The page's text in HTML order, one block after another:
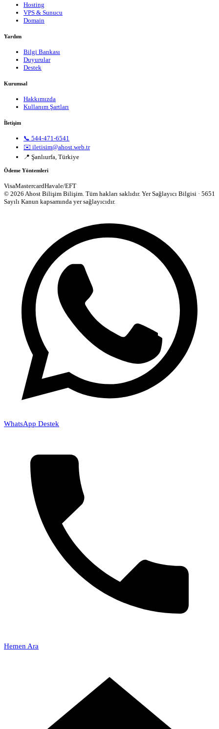
Hosting
VPS & Sunucu
Domain
Yardım
Bilgi Bankası
Duyurular
Destek
Kurumsal
Hakkımızda
Kullanım Şartları
İletişim
📞 544-471-6541
✉️ iletisim@ahost.web.tr
📍 Şanlıurfa, Türkiye
Ödeme Yöntemleri
VisaMastercardHavale/EFT
© 2026 Ahost Bilişim Bilişim. Tüm hakları saklıdır. Yer Sağlayıcı Bilgisi · 5651
Sayılı Kanun kapsamında yer sağlayıcıdır.
WhatsApp Destek
Hemen Ara